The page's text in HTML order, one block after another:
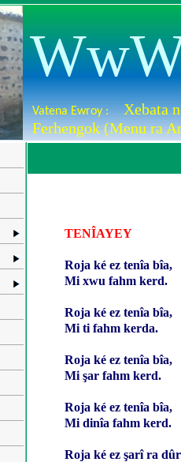
Vatena Ewroy :
Xebata
Ferhengok (Menu ra
TENÎAYEY
Roja ké ez tenîa bîa,
Mi xwu fahm kerd.
Roja ké ez tenîa bîa,
Mi ti fahm kerda.
Roja ké ez tenîa bîa,
Mi şar fahm kerd.
Roja ké ez tenîa bîa,
Mi dinîa fahm kerd.
Roja ké ez şarî ra